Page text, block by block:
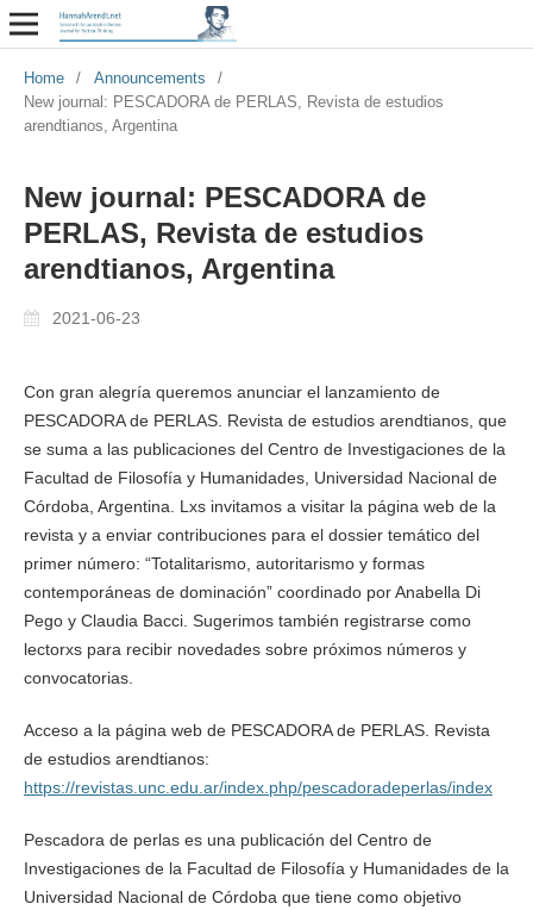
Home / Announcements
/
New journal: PESCADORA de PERLAS, Revista de estudios
arendtianos, Argentina
New journal: PESCADORA de
PERLAS, Revista de estudios
arendtianos, Argentina
2021-06-23
Con gran alegría queremos anunciar el lanzamiento de
PESCADORA de PERLAS. Revista de estudios arendtianos, que
se suma a las publicaciones del Centro de Investigaciones de la
Facultad de Filosofía y Humanidades, Universidad Nacional de
Córdoba, Argentina. Lxs invitamos a visitar la página web de la
revista y a enviar contribuciones para el dossier temático del
primer número: “Totalitarismo, autoritarismo y formas
contemporáneas de dominación” coordinado por Anabella Di
Pego y Claudia Bacci. Sugerimos también registrarse como
lectorxs para recibir novedades sobre próximos números y
convocatorias.
Acceso a la página web de PESCADORA de PERLAS. Revista
de estudios arendtianos:
https://revistas.unc.edu.ar/index.php/pescadoradeperlas/index
Pescadora de perlas es una publicación del Centro de
Investigaciones de la Facultad de Filosofía y Humanidades de la
Universidad Nacional de Córdoba que tiene como objetivo